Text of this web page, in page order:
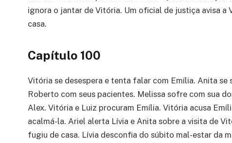
ignora o jantar de Vitória. Um oficial de justiça avisa a
casa.
Capítulo 100
Vitória se desespera e tenta falar com Emília. Anita
Roberto com seus pacientes. Melissa sofre com sua
Alex. Vitória e Luiz procuram Emília. Vitória acusa
acalmá-la. Ariel alerta Lívia e Anita sobre a visita de
fugiu de casa. Lívia desconfia do súbito mal-estar da